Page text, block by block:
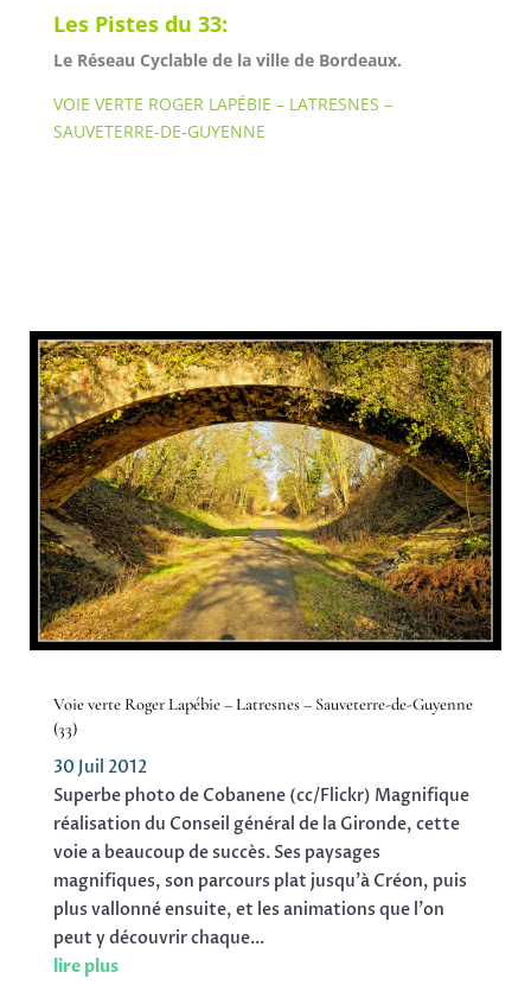
Les Pistes du 33:
Le Réseau Cyclable de la ville de Bordeaux.
VOIE VERTE ROGER LAPÉBIE – LATRESNES –
SAUVETERRE-DE-GUYENNE
Voie verte Roger Lapébie – Latresnes – Sauveterre-de-Guyenne
(33)
30 Juil 2012
Superbe photo de Cobanene (cc/Flickr) Magnifique
réalisation du Conseil général de la Gironde, cette
voie a beaucoup de succès. Ses paysages
magnifiques, son parcours plat jusqu'à Créon, puis
plus vallonné ensuite, et les animations que l'on
peut y découvrir chaque...
lire plus